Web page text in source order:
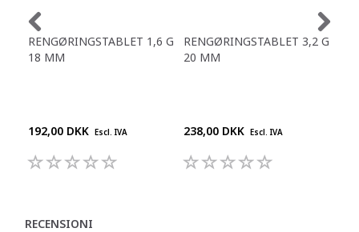
RENGØRINGSTABLET 1,6 G
18 MM
192,00 DKK Escl. IVA
RENGØRINGSTABLET 3,2 G
20 MM
238,00 DKK Escl. IVA
RECENSIONI